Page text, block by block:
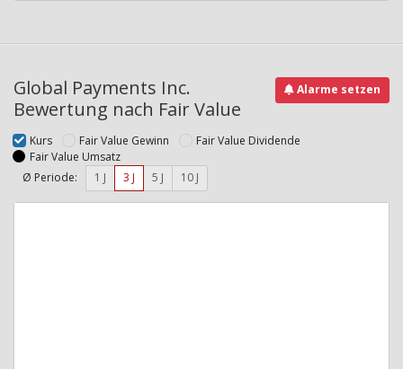
Global Payments Inc.
Bewertung nach Fair Value
Alarme setzen
Kurs Fair Value Gewinn
Fair Value Dividende
Fair Value Umsatz
Ø Periode:
1 J 3 J 5 J 10 J